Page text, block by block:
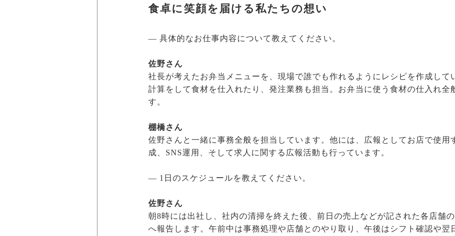
食卓に笑顔を届ける私たちの想い
― 具体的なお仕事内容について教えてください。
佐野さん
社長が考えたお弁当メニューを、現場で誰でも作れるようにレシピを作成して
計算をして食材を仕入れたり、発注業務も担当。お弁当に使う食材の仕入れ全
す。
棚橋さん
佐野さんと一緒に事務全般を担当しています。他には、広報としてお店で使用
成、SNS運用、そして求人に関する広報活動も行っています。
― 1日のスケジュールを教えてください。
佐野さん
朝8時には出社し、社内の清掃を終えた後、前日の売上などが記された各店舗
へ報告します。午前中は事務処理や店舗とのやり取り、午後はシフト確認や翌